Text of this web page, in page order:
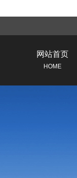
网站首页
HOME